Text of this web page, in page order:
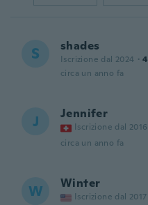
S shades
Iscrizione dal 2024 · 4
circa un anno fa
J Jennifer
Iscrizione dal 2016
circa un anno fa
W Winter
Iscrizione dal 2017